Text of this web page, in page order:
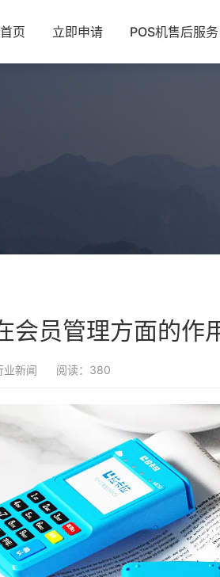
首页 立即申请 POS机售后服务
会员管理方面的作
业新闻 阅读：380